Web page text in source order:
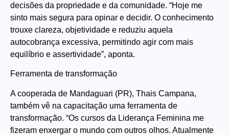
decisões da propriedade e da comunidade. “Hoje me
sinto mais segura para opinar e decidir. O conhecimento
trouxe clareza, objetividade e reduziu aquela
autocobrança excessiva, permitindo agir com mais
equilíbrio e assertividade”, aponta.
Ferramenta de transformação
A cooperada de Mandaguari (PR), Thais Campana,
também vê na capacitação uma ferramenta de
transformação. “Os cursos da Liderança Feminina me
fizeram enxergar o mundo com outros olhos. Atualmente